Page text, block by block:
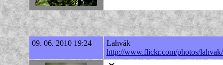
09. 06. 2010 19:24
Lahvák
http://www.flickr.com/photos/